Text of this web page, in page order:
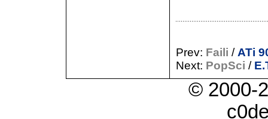
Prev: Faili / ATi
Next: PopSci /
© 2000-